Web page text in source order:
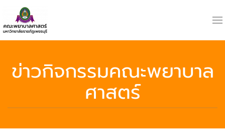
ข่าวกิจกรรมคณะพยาบาล
ศาสตร์